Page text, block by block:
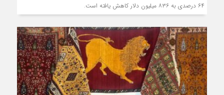
۶۴ درصدی به ۸۳۶ میلیون دلار کاهش یافته است.